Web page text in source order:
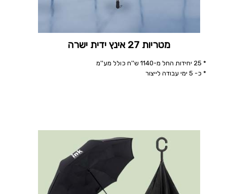
מטריות 27 אינץ ידית ישרה
* 25 יחידות החל מ-1140 ש''ח כולל מע''מ
* כ- 5 ימי עבודה לייצור